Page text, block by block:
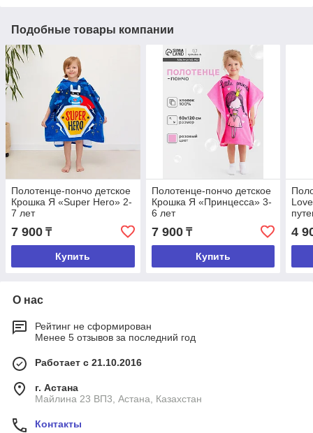
Подобные товары компании
Полотенце-пончо детское
Крошка Я «Super Hero» 2-
7 лет
7 900 ₸
Купить
Полотенце-пончо детское
Крошка Я «Принцесса» 3-
6 лет
7 900₸
Купить
4
О нас
Рейтинг не сформирован
Менее 5 отзывов за последний год
Работает с 21.10.2016
г. Астана
Майлина 23 ВП3, Астана, Казахстан
Контакты